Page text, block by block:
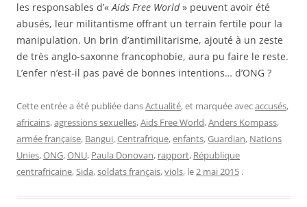
les responsables d’«Aids Free World» peuvent avoir été
abusés, leur militantisme offrant un terrain fertile pour la
manipulation. Un brin d’antimilitarisme, ajouté à un zeste
de très anglo-saxonne francophobie, aura pu faire le reste.
L’enfer n’est-il pas pavé de bonnes intentions… d’ONG ?
Cette entrée a été publiée dansActualité, et marquée avecaccusés,
africains,agressions sexuelles,Aids Free World,Anders Kompass,
armée française, Bangui,Centrafrique,enfants,Guardian, Nations
Unies,ONG,ONU, Paula Donovan, rapport, République
centrafricaine,Sida,soldats français,viols, le2 mai 2015 .